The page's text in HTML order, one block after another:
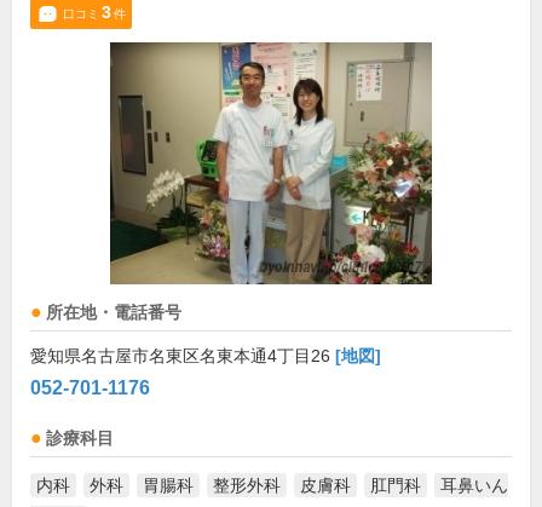
口コミ 3件
所在地・電話番号
愛知県名古屋市名東区名東本通4丁目26 [地図]
052-701-1176
診療科目
内科 外科 胃腸科 整形外科 皮膚科 肛門科
耳鼻いん